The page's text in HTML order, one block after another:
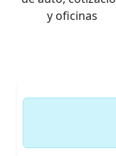
y oficinas